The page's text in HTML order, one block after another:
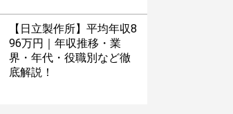
【日立製作所】平均年収8
96万円｜年収推移・業
界・年代・役職別など徹
底解説！